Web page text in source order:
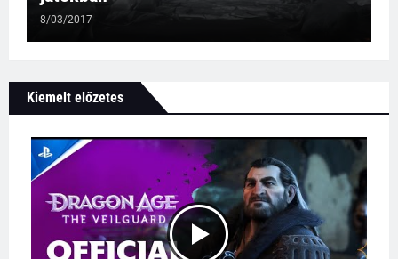
8/03/2017
Kiemelt előzetes